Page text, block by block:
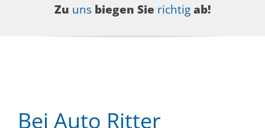
Zu unsbiegen Sie richtigab!
Bei Auto Ritter